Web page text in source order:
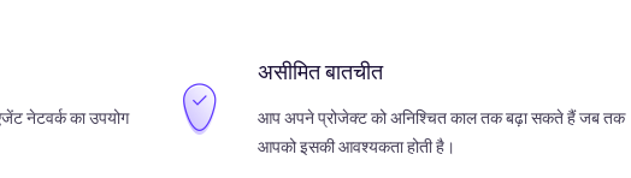
नेटवर्क का उपयोग
असीमित बातचीत
आप अपने प्रोजेक्ट को अनिश्चित काल तक बढ़ा सकते हैं जब तक
आपको इसकी आवश्यकता होती है।